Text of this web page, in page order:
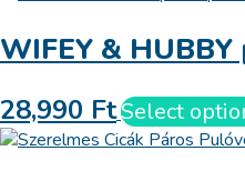
WIFEY &
28,990 FtSelect